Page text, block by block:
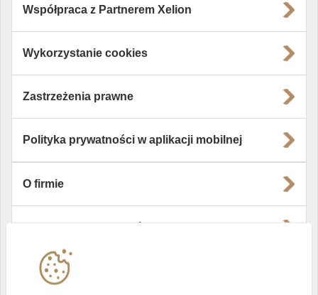
Współpraca z Partnerem Xelion
Wykorzystanie cookies
Zastrzeżenia prawne
Polityka prywatności w aplikacji mobilnej
O firmie
Instytucje współpracujące